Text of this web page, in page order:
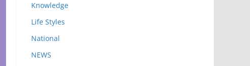
Knowledge
Life Styles
National
NEWS